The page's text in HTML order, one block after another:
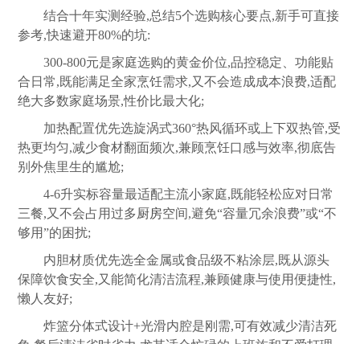
结合十年实测经验,总结5个选购核心要点,新手可直接
参考,快速避开80%的坑:
300-800元是家庭选购的黄金价位,品控稳定、功能贴
合日常,既能满足全家烹饪需求,又不会造成成本浪费,适配
绝大多数家庭场景,性价比最大化;
加热配置优先选旋涡式360°热风循环或上下双热管,受
热更均匀,减少食材翻面频次,兼顾烹饪口感与效率,彻底告
别外焦里生的尴尬;
4-6升实标容量最适配主流小家庭,既能轻松应对日常
三餐,又不会占用过多厨房空间,避免“容量冗余浪费”或“不
够用”的困扰;
内胆材质优先选全金属或食品级不粘涂层,既从源头
保障饮食安全,又能简化清洁流程,兼顾健康与使用便捷性,
懒人友好;
炸篮分体式设计+光滑内腔是刚需,可有效减少清洁死